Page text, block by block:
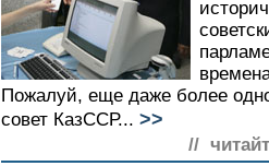
Пожалуй, еще даже более
совет КазССР... >>
//